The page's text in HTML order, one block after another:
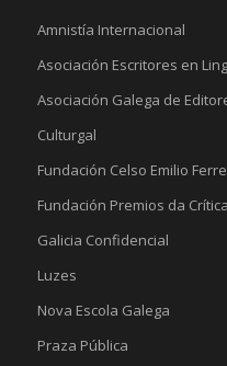
Amnistía Internacional
Asociación Escritores en
Asociación Galega de
Culturgal
Fundación Celso Emilio
Fundación Premios da
Galicia Confidencial
Luzes
Nova Escola Galega
Praza Pública